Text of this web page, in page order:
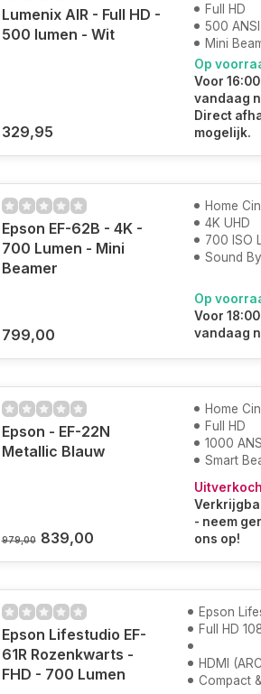
Lumenix AIR - Full HD -
500 lumen - Wit
329,95
Full HD
500
Mini
Op
Voor
vandaag
Direct
mogelijk.
Epson EF-62B - 4K -
700 Lumen - Mini
Beamer
799,00
Home
4K UHD
700 ISO
Sound
Op
Voor
vandaag
Epson - EF-22N
Metallic Blauw
979,00 839,00
Home
Full HD
1000
Smart
- neem
ons op!
Epson Lifestudio EF-
61R Rozenkwarts -
FHD - 700 Lumen
Epson
Full HD
HDMI
Compact